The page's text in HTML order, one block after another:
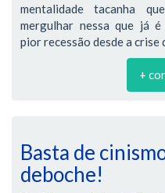
mentalidade tacanha
mergulhar nessa que já é
pior recessão desde a crise
+
Basta de
deboche!